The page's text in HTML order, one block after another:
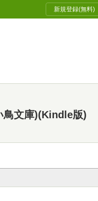
新規登録(無料)
文庫)(Kindle版)